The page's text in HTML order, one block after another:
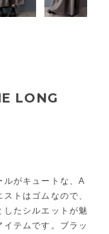
LONG
ルがキュートな、A
トはゴムなので、
たシルエットが魅
テムです。ブラッ